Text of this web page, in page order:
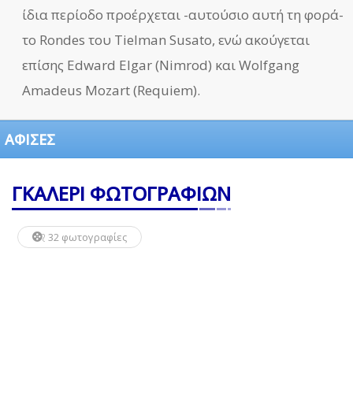
ίδια περίοδο προέρχεται -αυτούσιο αυτή τη φορά-
το Rondes του Tielman Susato, ενώ ακούγεται
επίσης Edward Elgar (Nimrod) και Wolfgang
Amadeus Mozart (Requiem).
ΑΦΙΣΕΣ
ΓΚΑΛΕΡΙ ΦΩΤΟΓΡΑΦΙΩΝ
32 φωτογραφίες